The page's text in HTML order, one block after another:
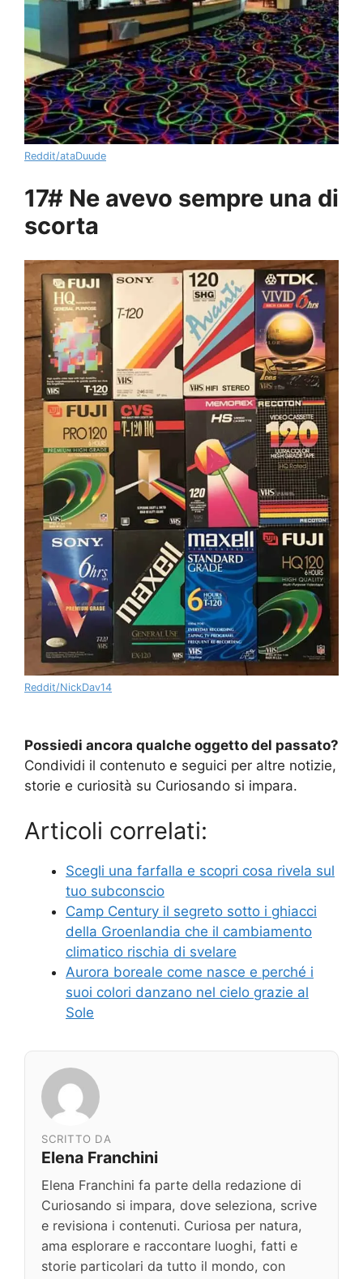
Reddit/ataDuude
17# Ne avevo sempre una di
scorta
Reddit/NickDav14
Possiedi ancora qualche oggetto del passato?
Condividi il contenuto e seguici per altre notizie,
storie e curiosità su Curiosando si impara.
Articoli correlati:
Scegli una farfalla e scopri cosa rivela sul
tuo subconscio
Camp Century il segreto sotto i ghiacci
della Groenlandia che il cambiamento
climatico rischia di svelare
Aurora boreale come nasce e perché i
suoi colori danzano nel cielo grazie al
Sole
SCRITTO DA
Elena Franchini
Elena Franchini fa parte della redazione di
Curiosando si impara, dove seleziona, scrive
e revisiona i contenuti. Curiosa per natura,
ama esplorare e raccontare luoghi, fatti e
storie particolari da tutto il mondo, con